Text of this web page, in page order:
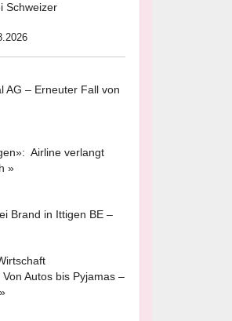
Schweizer
AG – Erneuter Fall von
Airline verlangt
»
Brand in Ittigen BE –
Autos bis Pyjamas –